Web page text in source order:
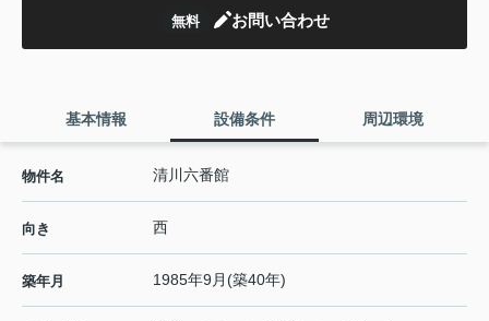
無料 お問い合わせ
基本情報 設備条件 周辺環境
物件名 清川六番館
向き 西
築年月 1985年9月(築40年)